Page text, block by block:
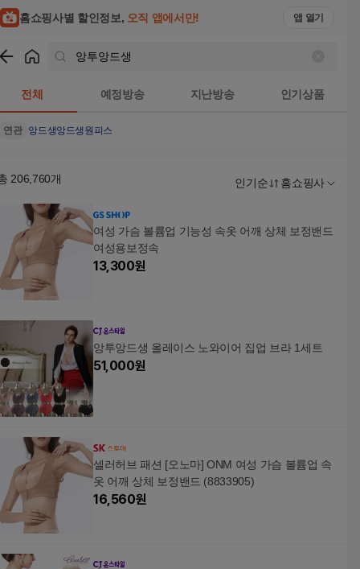
홈쇼핑사별 할인정보, 오직 앱에서만! 앱 열기
전체 예정방송 지난방송 인기상품
연관 앙드생앙드생원피스
206,760개 인기순 홈쇼핑사
여성 가슴 볼륨업 기능성 속옷 어깨 상체 보정밴드
여성용보정속
13,300원
앙투앙드생 올레이스 노와이어 집업 브라 1세트
51,000원
셀러허브 패션 [오노마] ONM 여성 가슴 볼륨업 속
옷 어깨 상체 보정밴드 (8833905)
16,560원